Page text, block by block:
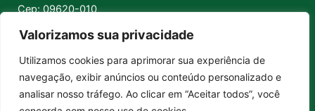
Valorizamos sua privacidade
Utilizamos cookies para aprimorar sua experiência de
navegação, exibir anúncios ou conteúdo personalizado e
analisar nosso tráfego. Ao clicar em “Aceitar todos”, você
Cep: 09620-010
Pix │ Boleto │ Cartão